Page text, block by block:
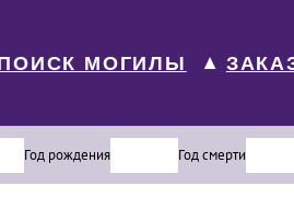
МОГИЛЫ ▼
Год рождения Год смерти